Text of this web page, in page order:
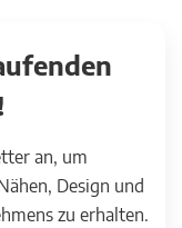
an, um
Design und
zu erhalten.